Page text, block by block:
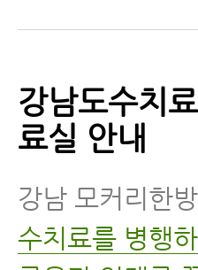
강남도수치
료실 안내
강남 모커리한
수치료를 병행